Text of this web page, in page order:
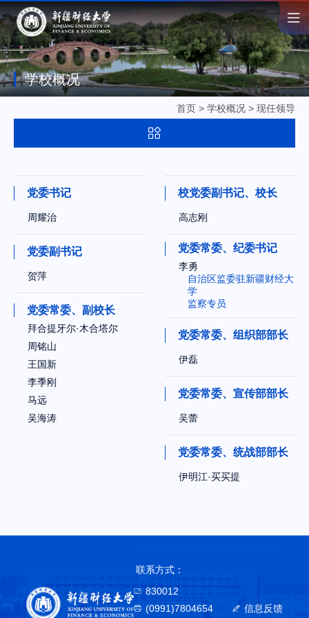
学校概况
首页 > 学校概况 > 现任领导
党委书记
周耀治
党委副书记
贺萍
党委常委、副校长
拜合提牙尔·木合塔尔
周铭山
王国新
李季刚
马远
吴海涛
校党委副书记、校长
高志刚
党委常委、纪委书记
李勇
自治区监委驻新疆财经大
学
监察专员
党委常委、组织部部长
伊磊
党委常委、宣传部部长
吴蕾
党委常委、统战部部长
伊明江·买买提
联系方式：
830012
(0991)7804654
信息反馈